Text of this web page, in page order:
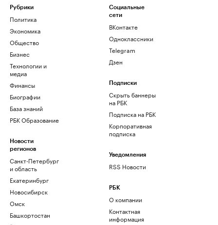
Рубрики
Политика
Экономика
Общество
Бизнес
Технологии и
медиа
Финансы
Биографии
База знаний
РБК Образование
Новости
регионов
Санкт-Петербург
и область
Екатеринбург
Новосибирск
Омск
Башкортостан
Социальные
сети
ВКонтакте
Одноклассники
Telegram
Дзен
Подписки
Скрыть баннеры
на РБК
Подписка на РБК
Корпоративная
подписка
Уведомления
RSS Новости
РБК
О компании
Контактная
информация